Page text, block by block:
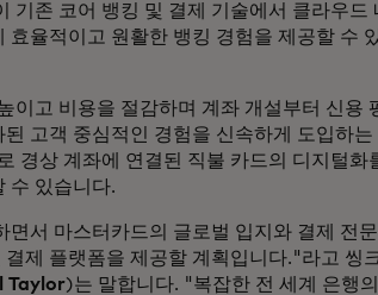
기존 코어 뱅킹 및 결제 기술에서 클라우드
효율적이고 원활한 뱅킹 경험을 제공할 수
이고 비용을 절감하며 계좌 개설부터 신용
고객 중심적인 경험을 신속하게 도입하는
경상 계좌에 연결된 직불 카드의 디지털화
수 있습니다.
서 마스터카드의 글로벌 입지와 결제 전
제 플랫폼을 제공할 계획입니다."라고 씽
Taylor)는 말합니다. "복잡한 전 세계 은행